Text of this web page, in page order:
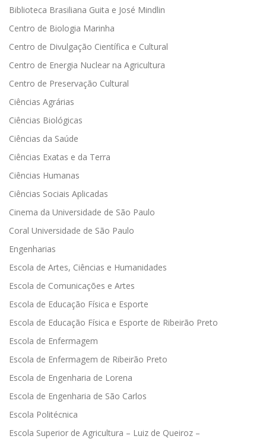
Biblioteca Brasiliana Guita e José Mindlin
Centro de Biologia Marinha
Centro de Divulgação Científica e Cultural
Centro de Energia Nuclear na Agricultura
Centro de Preservação Cultural
Ciências Agrárias
Ciências Biológicas
Ciências da Saúde
Ciências Exatas e da Terra
Ciências Humanas
Ciências Sociais Aplicadas
Cinema da Universidade de São Paulo
Coral Universidade de São Paulo
Engenharias
Escola de Artes, Ciências e Humanidades
Escola de Comunicações e Artes
Escola de Educação Física e Esporte
Escola de Educação Física e Esporte de Ribeirão Preto
Escola de Enfermagem
Escola de Enfermagem de Ribeirão Preto
Escola de Engenharia de Lorena
Escola de Engenharia de São Carlos
Escola Politécnica
Escola Superior de Agricultura – Luiz de Queiroz –